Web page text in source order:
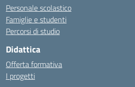
Personale scolastico
Famiglie e studenti
Percorsi di studio
Didattica
Offerta formativa
I progetti